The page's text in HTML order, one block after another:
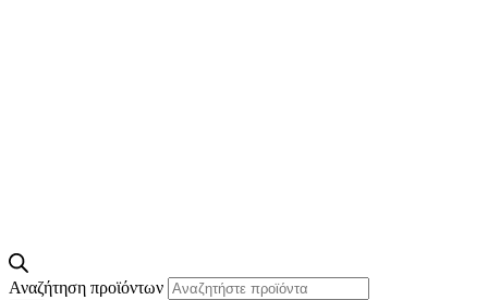
Αναζήτηση προϊόντων